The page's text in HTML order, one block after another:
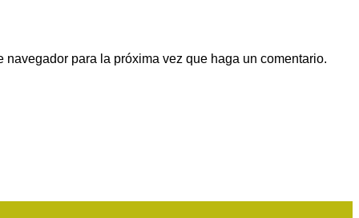
para la próxima vez que haga un comentario.